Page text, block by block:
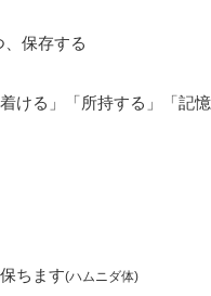
、保存する
ける」「所持する」「記
保ちます(ハムニダ体)